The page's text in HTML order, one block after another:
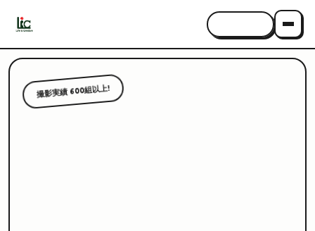
撮影実績 600組以上!